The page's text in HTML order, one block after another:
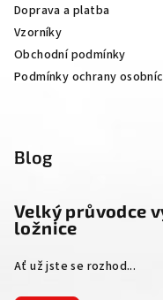
Doprava a platba
Vzorníky
Obchodní podmínky
Podmínky ochrany
Blog
Velký průvodce
ložnice
Ať už jste se rozhod...